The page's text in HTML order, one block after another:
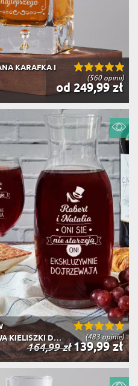
(560 opinii)
KARAFKA I
od 249,99 zł
(483 opinie)
KIELISZKI DO
164,99 zł139,99 zł